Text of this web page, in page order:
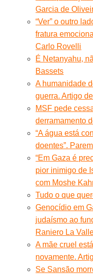
Garcia de
“Ver” o outro
fratura
Carlo Rovelli
É Netanyahu,
Bassets
A humanidade
guerra. Artigo
MSF pede
derramamento
“A água está
doentes”.
“Em Gaza é
pior inimigo de
com Moshe
Tudo o que
Genocídio em
judaísmo ao
Raniero La
A mãe cruel
novamente.
Se Sansão